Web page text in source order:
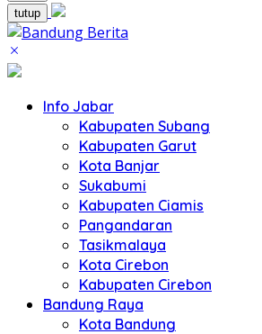
tutup
Info Jabar
Kabupaten Subang
Kabupaten Garut
Kota Banjar
Sukabumi
Kabupaten Ciamis
Pangandaran
Tasikmalaya
Kota Cirebon
Kabupaten Cirebon
Bandung Raya
Kota Bandung